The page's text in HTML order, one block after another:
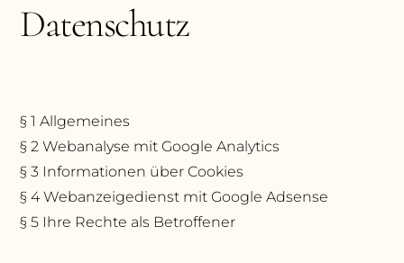
Datenschutz
§ 1 Allgemeines
§ 2 Webanalyse mit Google Analytics
§ 3 Informationen über Cookies
§ 4 Webanzeigedienst mit Google Adsense
§ 5 Ihre Rechte als Betroffener